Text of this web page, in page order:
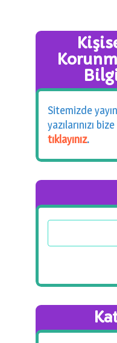
Sitemizde
yazılarınızı
tıklayınız.